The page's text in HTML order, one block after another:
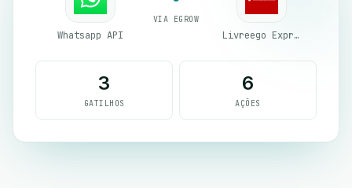
Whatsapp API
VIA EGROW
Livreego Expresse
3
GATILHOS
6
AÇÕES